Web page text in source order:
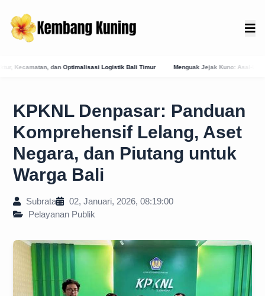
Logistik Bali Timur Menguak Jejak Kuno: Asal-Usul Mitologis dan Hubungan
KPKNL Denpasar: Panduan
Komprehensif Lelang, Aset
Negara, dan Piutang untuk
Warga Bali
Subrata
02, Januari, 2026, 08:19:00
Pelayanan Publik